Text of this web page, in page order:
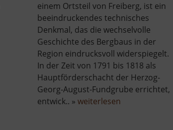
einem Ortsteil von Freiberg, ist ein
beeindruckendes technisches
Denkmal, das die wechselvolle
Geschichte des Bergbaus in der
Region eindrucksvoll widerspiegelt.
In der Zeit von 1791 bis 1818 als
Hauptförderschacht der Herzog-
Georg-August-Fundgrube errichtet,
entwick.. » weiterlesenüber